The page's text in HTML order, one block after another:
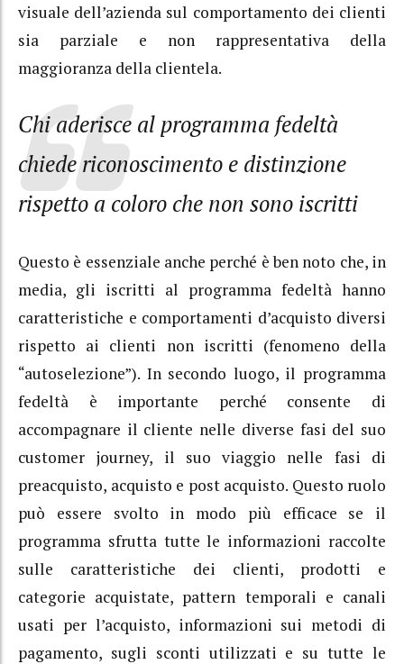
visuale dell’azienda sul comportamento dei clienti
sia parziale e non rappresentativa della
maggioranza della clientela.
Chi aderisce al programma fedeltà
chiede riconoscimento e distinzione
rispetto a coloro che non sono iscritti
Questo è essenziale anche perché è ben noto che, in
media, gli iscritti al programma fedeltà hanno
caratteristiche e comportamenti d’acquisto diversi
rispetto ai clienti non iscritti (fenomeno della
“autoselezione”). In secondo luogo, il programma
fedeltà è importante perché consente di
accompagnare il cliente nelle diverse fasi del suo
customer journey, il suo viaggio nelle fasi di
preacquisto, acquisto e post acquisto. Questo ruolo
può essere svolto in modo più efficace se il
programma sfrutta tutte le informazioni raccolte
sulle caratteristiche dei clienti, prodotti e
categorie acquistate, pattern temporali e canali
usati per l’acquisto, informazioni sui metodi di
pagamento, sugli sconti utilizzati e su tutte le